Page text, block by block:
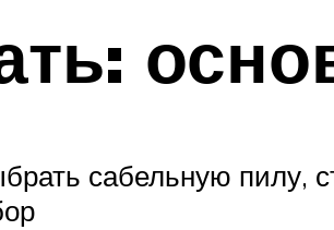
сабельную пилу,